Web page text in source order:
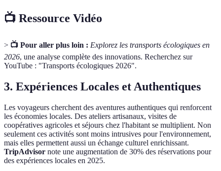
📺 Ressource Vidéo
> 📺 Pour aller plus loin : Explorez les transports écologiques en
2026, une analyse complète des innovations. Recherchez sur
YouTube : "Transports écologiques 2026".
3. Expériences Locales et Authentiques
Les voyageurs cherchent des aventures authentiques qui renforcent
les économies locales. Des ateliers artisanaux, visites de
coopératives agricoles et séjours chez l'habitant se multiplient. Non
seulement ces activités sont moins intrusives pour l'environnement,
mais elles permettent aussi un échange culturel enrichissant.
TripAdvisor note une augmentation de 30% des réservations pour
des expériences locales en 2025.